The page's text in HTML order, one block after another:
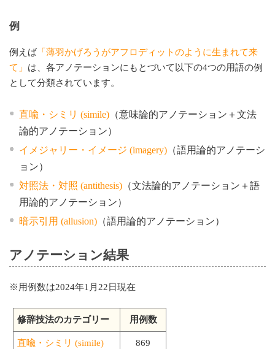
例
例えば「薄羽かげろうがアフロディットのように生まれて来
て」 は、各アノテーションにもとづいて以下の4つの用語の例
として分類されています。
直喩・シミリ (simile) （意味論的アノテーション＋文法
論的アノテーション）
イメジャリー・イメージ (imagery) （語用論的アノテーシ
ョン）
対照法・対照 (antithesis) （文法論的アノテーション＋語
用論的アノテーション）
暗示引用 (allusion) （語用論的アノテーション）
アノテーション結果
※用例数は2024年1月22日現在
修辞技法のカテゴリー 用例数
直喩・シミリ (simile) 869